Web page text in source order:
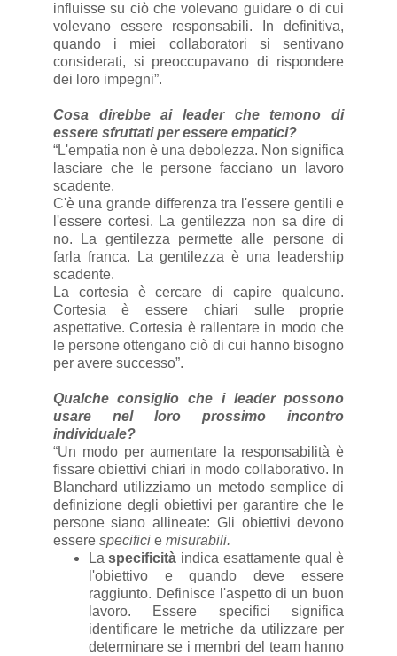
influisse su ciò che volevano guidare o di cui
volevano essere responsabili. In definitiva,
quando i miei collaboratori si sentivano
considerati, si preoccupavano di rispondere
dei loro impegni”.
Cosa direbbe ai leader che temono di
essere sfruttati per essere empatici?
“L'empatia non è una debolezza. Non significa
lasciare che le persone facciano un lavoro
scadente.
C'è una grande differenza tra l'essere gentili e
l'essere cortesi. La gentilezza non sa dire di
no. La gentilezza permette alle persone di
farla franca. La gentilezza è una leadership
scadente.
La cortesia è cercare di capire qualcuno.
Cortesia è essere chiari sulle proprie
aspettative. Cortesia è rallentare in modo che
le persone ottengano ciò di cui hanno bisogno
per avere successo”.
Qualche consiglio che i leader possono
usare nel loro prossimo incontro
individuale?
“Un modo per aumentare la responsabilità è
fissare obiettivi chiari in modo collaborativo. In
Blanchard utilizziamo un metodo semplice di
definizione degli obiettivi per garantire che le
persone siano allineate: Gli obiettivi devono
essere specificie misurabili.
Laspecificità indica esattamente qual è
l'obiettivo e quando deve essere
raggiunto. Definisce l'aspetto di un buon
lavoro. Essere specifici significa
identificare le metriche da utilizzare per
determinare se i membri del team hanno